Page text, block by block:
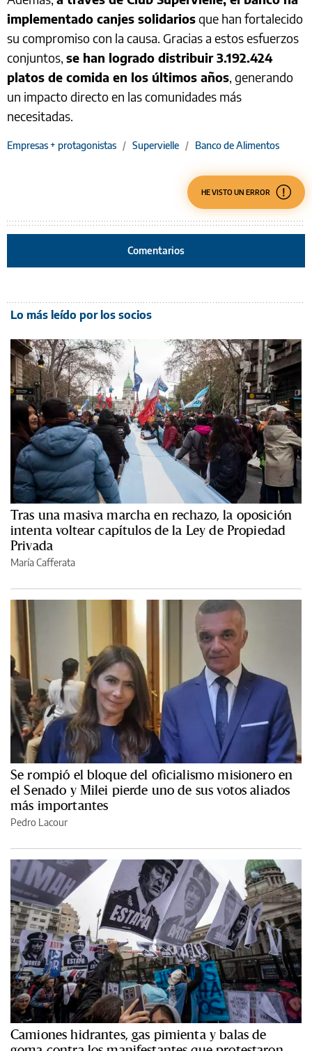
implementado canjes solidariosque han fortalecido
su compromiso con la causa. Gracias a estos esfuerzos
conjuntos, se han logrado distribuir 3.192.424
platos de comida en los últimos años, generando
un impacto directo en las comunidades más
necesitadas.
Empresas + protagonistas / Supervielle / Banco de Alimentos
HE VISTO UN ERROR
Comentarios
Lo más leído por los socios
Tras una masiva marcha en rechazo, la oposición
intenta voltear capítulos de la Ley de Propiedad
Privada
María Cafferata
Se rompió el bloque del oficialismo misionero en
el Senado y Milei pierde uno de sus votos aliados
más importantes
Pedro Lacour
Camiones hidrantes, gas pimienta y balas de